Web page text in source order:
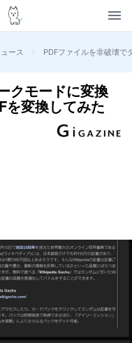
ース > PDFファイルを非破壊で
クモードに変換
を変換してみた